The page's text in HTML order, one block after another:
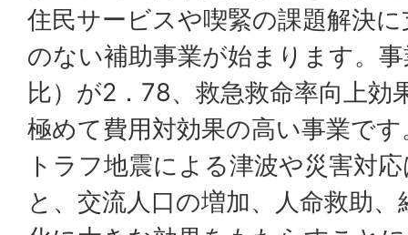
住民サービスや喫緊の課題解決
のない補助事業が始まります。
比）が2．78、救急救命率向上効
極めて費用対効果の高い事業で
トラフ地震による津波や災害対
と、交流人口の増加、人命救助